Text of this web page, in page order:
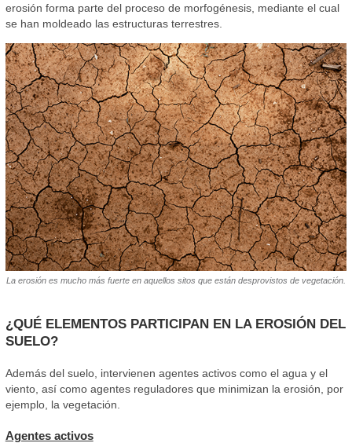
erosión forma parte del proceso de morfogénesis, mediante el cual
se han moldeado las estructuras terrestres.
La erosión es mucho más fuerte en aquellos sitos que están desprovistos de vegetación.
¿QUÉ ELEMENTOS PARTICIPAN EN LA EROSIÓN DEL
SUELO?
Además del suelo, intervienen agentes activos como el agua y el
viento, así como agentes reguladores que minimizan la erosión, por
ejemplo, la vegetación.
Agentes activos